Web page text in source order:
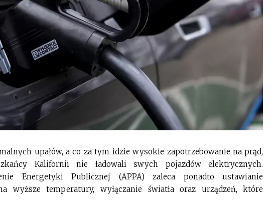
upałów, a co za tym idzie wysokie zapotrzebowanie na prąd,
Kalifornii nie ładowali swych pojazdów elektrycznych.
Energetyki Publicznej (APPA) zaleca ponadto ustawianie
wyższe temperatury, wyłączanie światła oraz urządzeń, które